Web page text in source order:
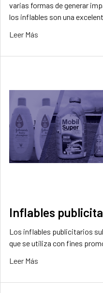
varias formas de generar
los inflables son una
Leer Más
Inflables
Los inflables publicitarios
que se utiliza con fines
Leer Más